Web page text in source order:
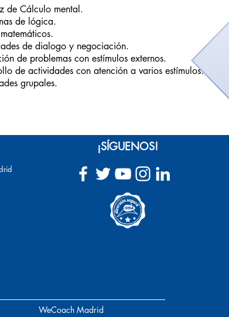
de Cálculo mental.
de lógica.
de dialogo y negociación.
de problemas con estímulos externos.
de actividades con atención a varios estímulos.
grupales.
¡SÍGUENOS!
WeCoach Madrid